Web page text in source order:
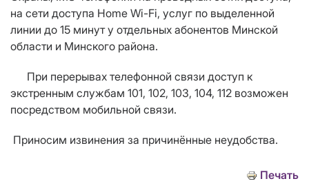
на сети доступа Home Wi-Fi, услуг по выделенной
линии до 15 минут у отдельных абонентов Минской
области и Минского района.
При перерывах телефонной связи доступ к
экстренным службам 101, 102, 103, 104, 112 возможен
посредством мобильной связи.
Приносим извинения за причинённые неудобства.
Печать